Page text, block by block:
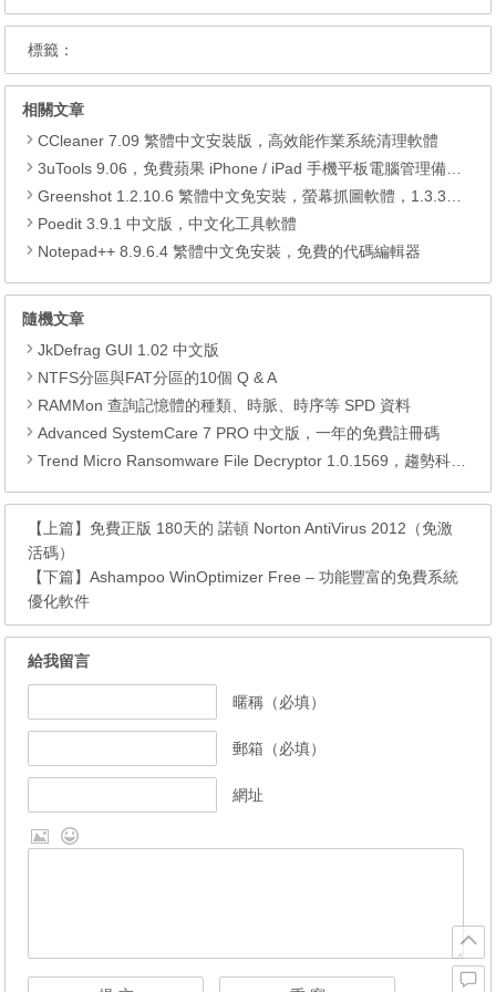
標籤：
相關文章
CCleaner 7.09 繁體中文安裝版，高效能作業系統清理軟體
3uTools 9.06，免費蘋果 iPhone / iPad 手機平板電腦管理備份還原軟體
Greenshot 1.2.10.6 繁體中文免安裝，螢幕抓圖軟體，1.3.315 安裝版
Poedit 3.9.1 中文版，中文化工具軟體
Notepad++ 8.9.6.4 繁體中文免安裝，免費的代碼編輯器
隨機文章
JkDefrag GUI 1.02 中文版
NTFS分區與FAT分區的10個 Q & A
RAMMon 查詢記憶體的種類、時脈、時序等 SPD 資料
Advanced SystemCare 7 PRO 中文版，一年的免費註冊碼
Trend Micro Ransomware File Decryptor 1.0.1569，趨勢科技勒索軟體檔案解密工具，解密CryptXXX、TeslaCrypt、SNSLocker、AutoLocky的檔案
【上篇】免費正版 180天的 諾頓 Norton AntiVirus 2012（免激
活碼）
【下篇】Ashampoo WinOptimizer Free – 功能豐富的免費系統
優化軟件
給我留言
暱稱（必填）
郵箱（必填）
網址